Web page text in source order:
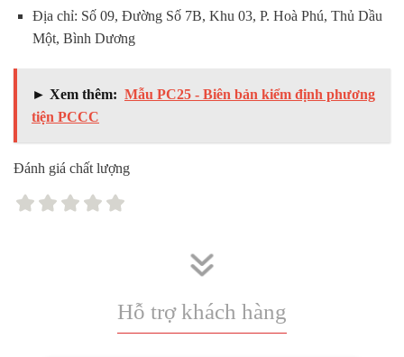
Địa chỉ: Số 09, Đường Số 7B, Khu 03, P. Hoà Phú, Thủ Dầu
Một, Bình Dương
► Xem thêm: Mẫu PC25 - Biên bản kiểm định phương
tiện PCCC
Đánh giá chất lượng
Hỗ trợ khách hàng